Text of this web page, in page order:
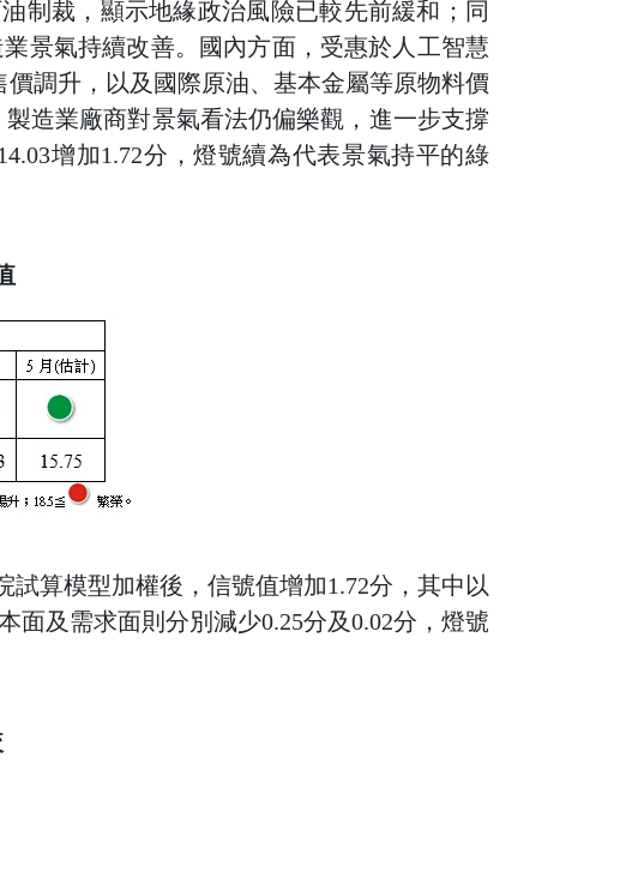
制裁，顯示地緣政治風險已較先前緩和；同
景氣持續改善。國內方面，受惠於人工智慧
調升，以及國際原油、基本金屬等原物料價
造業廠商對景氣看法仍偏樂觀，進一步支撐
增加1.72分，燈號續為代表景氣持平的綠
算模型加權後，信號值增加1.72分，其中以
面及需求面則分別減少0.25分及0.02分，燈號